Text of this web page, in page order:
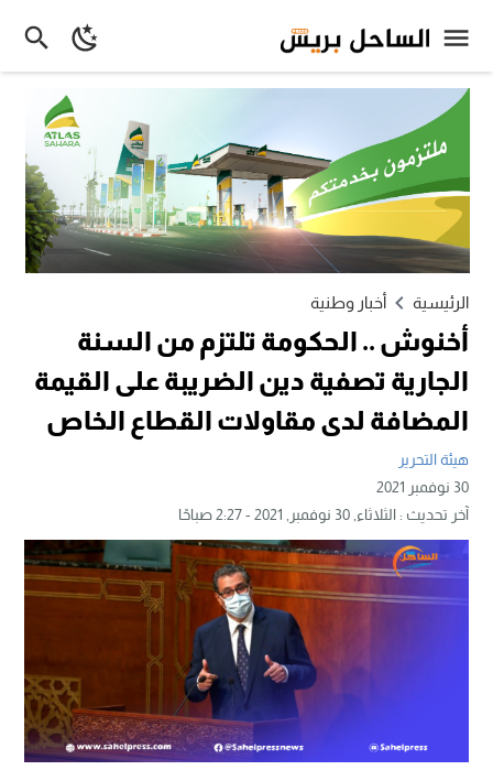
الرئيسية أخبار وطنية
أخنوش .. الحكومة تلتزم من السنة
الجارية تصفية دين الضريبة على القيمة
المضافة لدى مقاولات القطاع الخاص
هيئة التحرير
30 نوفمبر 2021
آخر تحديث :الثلاثاء, 30 نوفمبر, 2021 - 2:27 صباحًا